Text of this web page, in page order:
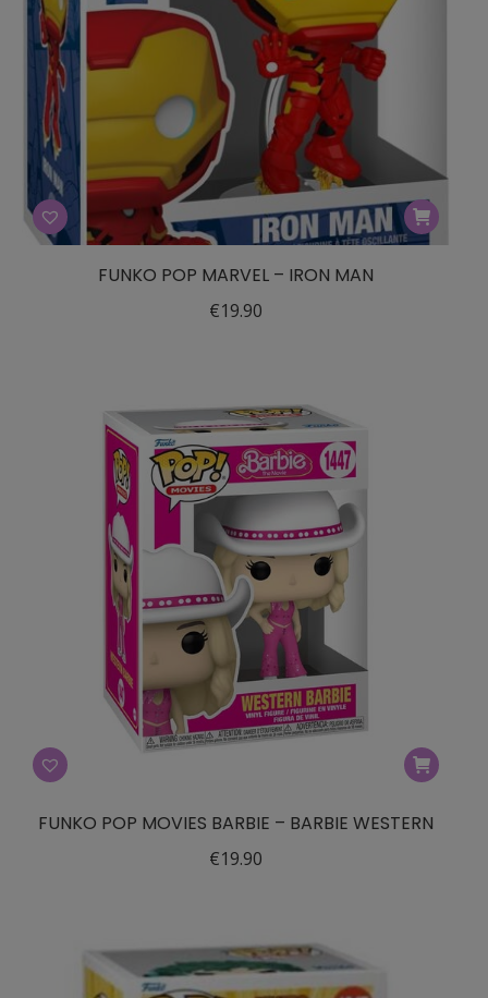
FUNKO POP MARVEL – IRON MAN
€19.90
FUNKO POP MOVIES BARBIE – BARBIE WESTERN
€19.90